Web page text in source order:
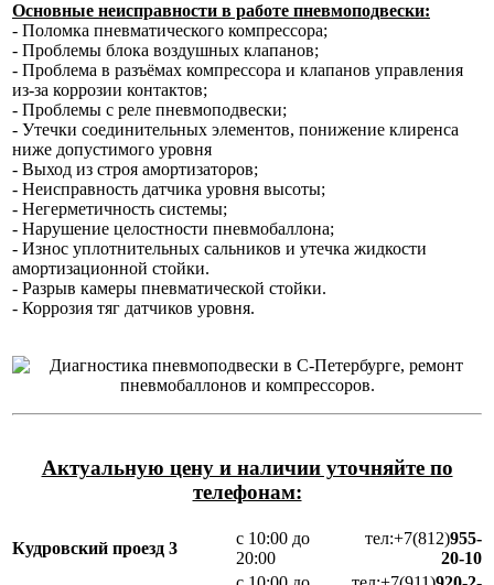
Основные неисправности в работе пневмоподвески:
- Поломка пневматического компрессора;
- Проблемы блока воздушных клапанов;
- Проблема в разъёмах компрессора и клапанов управления
из-за коррозии контактов;
- Проблемы с реле пневмоподвески;
- Утечки соединительных элементов, понижение клиренса
ниже допустимого уровня
- Выход из строя амортизаторов;
- Неисправность датчика уровня высоты;
- Негерметичность системы;
- Нарушение целостности пневмобаллона;
- Износ уплотнительных сальников и утечка жидкости
амортизационной стойки.
- Разрыв камеры пневматической стойки.
- Коррозия тяг датчиков уровня.
Актуальную цену и наличии уточняйте по
телефонам:
Кудровский проезд 3
с 10:00 до
20:00
тел:+7(812)955-
20-10